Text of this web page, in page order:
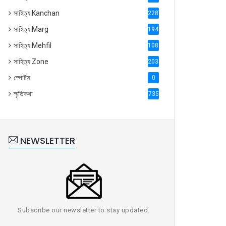
সাহিত্য Kanchan 2287
সাহিত্য Marg 1947
সাহিত্য Mehfil 1088
সাহিত্য Zone 2035
স্পোর্টস 0
স্মৃতিকথা 735
NEWSLETTER
Subscribe our newsletter to stay updated.